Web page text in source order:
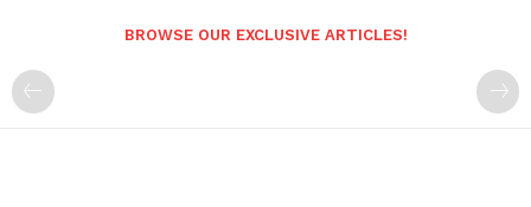
BROWSE OUR EXCLUSIVE ARTICLES!